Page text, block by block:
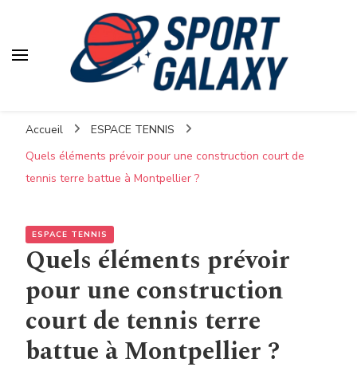
Accueil
ESPACE TENNIS
Quels éléments prévoir pour une construction court de
tennis terre battue à Montpellier ?
ESPACE TENNIS
Quels éléments prévoir
pour une construction
court de tennis terre
battue à Montpellier ?